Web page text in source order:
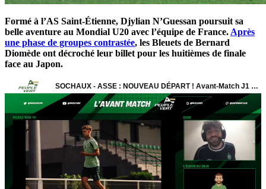
Formé à l’AS Saint-Étienne, Djylian N’Guessan poursuit sa
belle aventure au Mondial U20 avec l’équipe de France. Après
une phase de groupes contrastée, les Bleuets de Bernard
Diomède ont décroché leur billet pour les huitièmes de finale
face au Japon.